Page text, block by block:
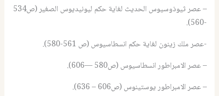
– عصر ثيوذوسيوس الحديث لغاية حكم ليونيديوس الصغير (ص534
-560).
-عصر ملك زينون لغاية حكم انسطاسيوس (ص 561-580).
– عصر الامبراطور انسطاسيوس (ص580 —606).
– عصر الامبراطور يوستينوس (ص606 – 636).